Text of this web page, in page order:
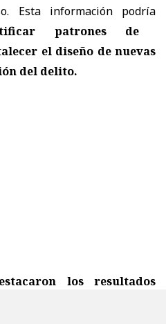
Esta información podría
patrones de
el diseño de nuevas
del delito.
los resultados